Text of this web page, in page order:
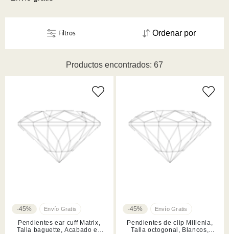
Productos encontrados: 67
Ordenar por
Filtros
-45%
Pendientes ear cuff Matrix,
Talla baguette, Acabado en
-45%
Pendientes de clip Millenia,
Talla octogonal, Blancos,